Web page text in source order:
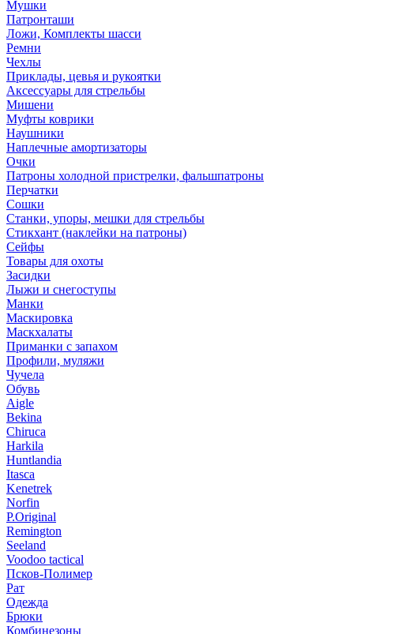
Мушки
Патронташи
Ложи, Комплекты шасси
Ремни
Чехлы
Приклады, цевья и рукоятки
Аксессуары для стрельбы
Мишени
Муфты коврики
Наушники
Наплечные амортизаторы
Очки
Патроны холодной пристрелки, фальшпатроны
Перчатки
Сошки
Станки, упоры, мешки для стрельбы
Стикхант (наклейки на патроны)
Сейфы
Товары для охоты
Засидки
Лыжи и снегоступы
Манки
Маскировка
Маскхалаты
Приманки с запахом
Профили, муляжи
Чучела
Обувь
Aigle
Bekina
Chiruсa
Harkila
Huntlandia
Itasca
Kenetrek
Norfin
P.Original
Remington
Seeland
Voodoo tactical
Псков-Полимер
Рат
Одежда
Брюки
Комбинезоны